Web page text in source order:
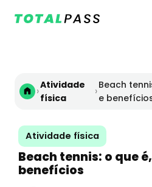
›Atividade
física
›Beach
e
Atividade física
Beach tennis: o que
benefícios